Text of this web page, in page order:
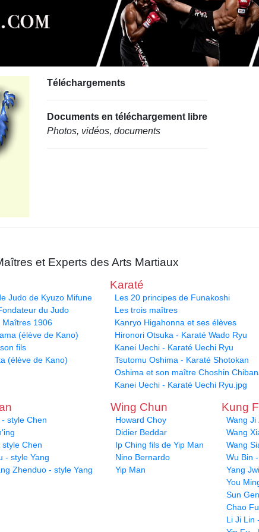
Téléchargements
Documents en téléchargement libre
Photos, vidéos, documents
et Experts des Arts Martiaux
Judo de Kyuzo Mifune
du Judo
Maîtres 1906
(élève de Kano)
fils
(élève de Kano)
Karaté
Les 20 principes de Funakoshi
Les trois maîtres
Kanryo Higahonna et ses élèves
Hironori Otsuka - Karaté Wado Ryu
Kanei Uechi - Karaté Uechi Ryu
Tsutomu Oshima - Karaté Shotokan
Oshima et son maître Choshin
Kanei Uechi - Karaté Uechi Ryu.jpg
style Chen
Chen
- style Yang
Zhenduo - style Yang
Wing Chun
Howard Choy
Didier Beddar
Ip Ching fils de Yip Man
Nino Bernardo
Yip Man
Kung
Wang Ji
Wang
Wang
Wu Bin
Yang
You
Sun
Chao
Li Ji Lin